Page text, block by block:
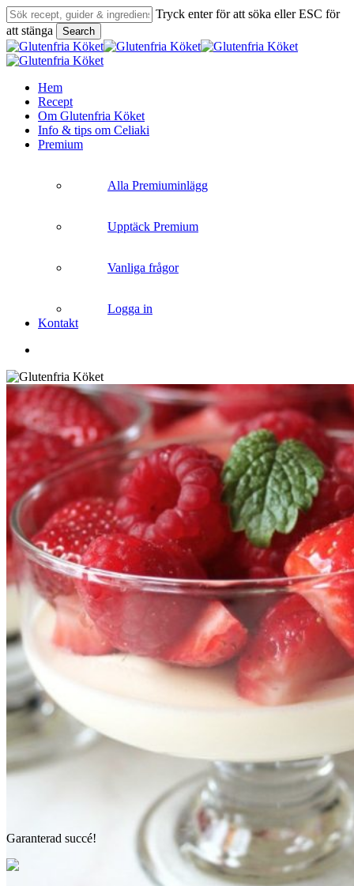
Skip
to
main
content
Tryck enter för att söka eller ESC för
att stänga
Search
Close
Search
search
Menu
Hem
Recept
Om Glutenfria Köket
Info & tips om Celiaki
Premium
Alla Premiuminlägg
Upptäck Premium
Vanliga frågor
Logga in
Kontakt
Garanterad succé!